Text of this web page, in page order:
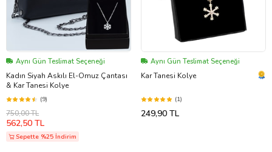
Aynı Gün Teslimat Seçeneği
Kadın Siyah Askılı El-Omuz Çantası
& Kar Tanesi Kolye
(9)
750,00 TL
562,50 TL
Sepette %25 İndirim
Aynı Gün Teslimat Seçeneği
Kar Tanesi Kolye
(1)
249,90 TL